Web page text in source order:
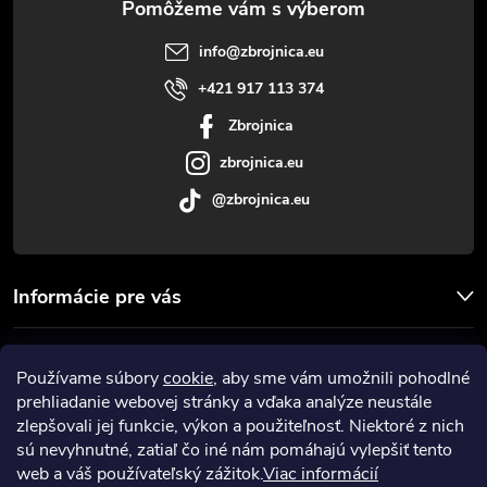
Používame súborycookie, aby sme vám umožnili pohodlné
prehliadanie webovej stránky a vďaka analýze neustále
zlepšovali jej funkcie, výkon a použiteľnosť. Niektoré z nich
sú nevyhnutné, zatiaľ čo iné nám pomáhajú vylepšiť tento
web a váš používateľský zážitok.Viac informácií
Informácie pre vás
Prijímame online platby
info@zbrojnica.eu
+421 917 113 374
Zbrojnica
zbrojnica.eu
@zbrojnica.eu